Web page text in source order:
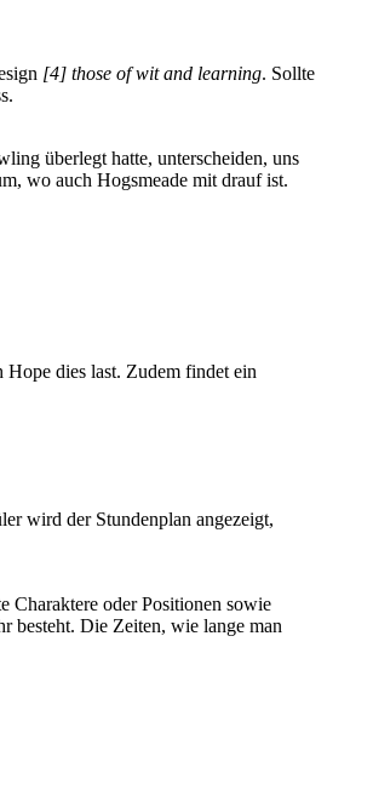
[4] those of wit and learning. Sollte
überlegt hatte, unterscheiden, uns
wo auch Hogsmeade mit drauf ist.
Hope dies last. Zudem findet ein
wird der Stundenplan angezeigt,
Charaktere oder Positionen sowie
besteht. Die Zeiten, wie lange man